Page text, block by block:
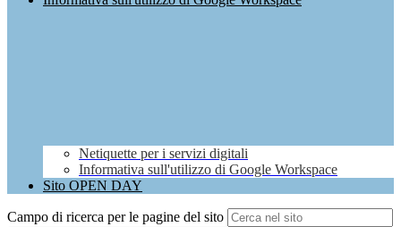
Netiquette per i servizi digitali
Informativa sull'utilizzo di Google Workspace
Sito OPEN DAY
Campo di ricerca per le pagine del sito